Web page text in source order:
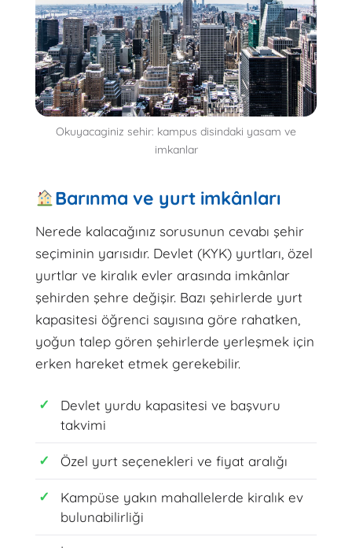
Okuyacaginiz sehir: kampus disindaki yasam ve
imkanlar
Barınma ve yurt imkânları
Nerede kalacağınız sorusunun cevabı şehir
seçiminin yarısıdır. Devlet (KYK) yurtları, özel
yurtlar ve kiralık evler arasında imkânlar
şehirden şehre değişir. Bazı şehirlerde yurt
kapasitesi öğrenci sayısına göre rahatken,
yoğun talep gören şehirlerde yerleşmek için
erken hareket etmek gerekebilir.
Devlet yurdu kapasitesi ve başvuru
takvimi
Özel yurt seçenekleri ve fiyat aralığı
Kampüse yakın mahallelerde kiralık ev
bulunabilirliği